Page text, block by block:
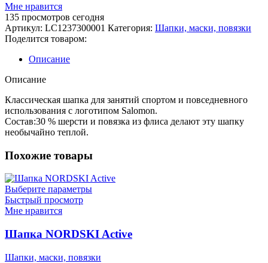
Мне нравится
135 просмотров сегодня
Артикул: LC1237300001 Категория: Шапки, маски, повязки
Поделится товаром:
Описание
Описание
Классическая шапка для занятий спортом и повседневного
использования с логотипом Salomon.
Состав:30 % шерсти и повязка из флиса делают эту шапку
необычайно теплой.
Похожие товары
Выберите параметры
Быстрый просмотр
Мне нравится
Шапка NORDSKI Active
Шапки, маски, повязки